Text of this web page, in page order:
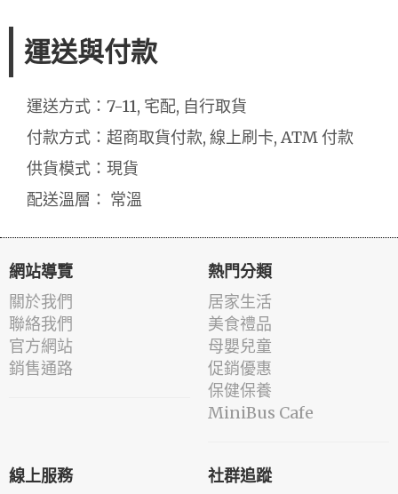
運送與付款
運送方式：7-11, 宅配, 自行取貨
付款方式：超商取貨付款, 線上刷卡, ATM 付款
供貨模式：現貨
配送溫層： 常溫
網站導覽
關於我們
聯絡我們
官方網站
銷售通路
熱門分類
居家生活
美食禮品
母嬰兒童
促銷優惠
保健保養
MiniBus Cafe
線上服務 社群追蹤